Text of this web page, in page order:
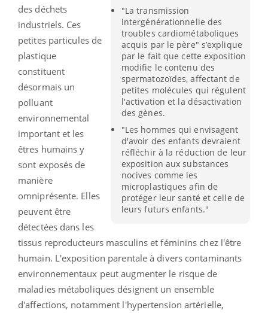
"La transmission
intergénérationnelle des
troubles cardiométaboliques
acquis par le père" s’explique
par le fait que cette exposition
modifie le contenu des
spermatozoïdes, affectant de
petites molécules qui régulent
l'activation et la désactivation
des gènes.
"Les hommes qui envisagent
d'avoir des enfants devraient
réfléchir à la réduction de leur
exposition aux substances
nocives comme les
microplastiques afin de
protéger leur santé et celle de
leurs futurs enfants."
des déchets
industriels. Ces
petites particules de
plastique
constituent
désormais un
polluant
environnemental
important et les
êtres humains y
sont exposés de
manière
omniprésente. Elles
peuvent être
détectées dans les
tissus reproducteurs masculins et féminins chez l'être
humain. L'exposition parentale à divers contaminants
environnementaux peut augmenter le risque de
maladies métaboliques désignent un ensemble
d'affections, notamment l'hypertension artérielle,